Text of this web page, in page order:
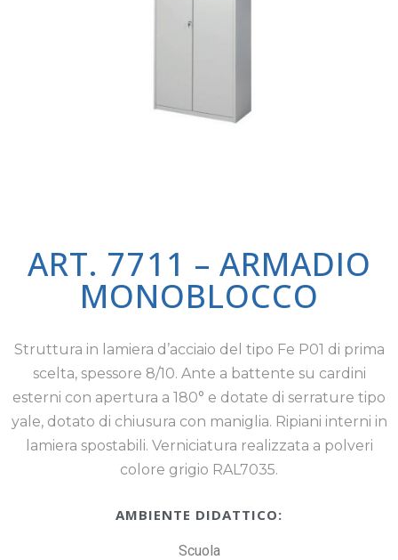
ART. 7711 – ARMADIO
MONOBLOCCO
Struttura in lamiera d’acciaio del tipo Fe P01 di prima
scelta, spessore 8/10. Ante a battente su cardini
esterni con apertura a 180° e dotate di serrature tipo
yale, dotato di chiusura con maniglia. Ripiani interni in
lamiera spostabili. Verniciatura realizzata a polveri
colore grigio RAL7035.
AMBIENTE DIDATTICO:
Scuola